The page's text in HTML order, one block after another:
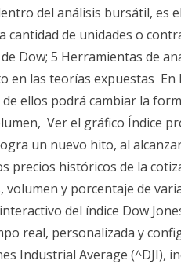
del análisis bursátil, es
cantidad de unidades o
Dow; 5 Herramientas de
en las teorías expuestas
ellos podrá cambiar la
Ver el gráfico Índice
un nuevo hito, al
precios históricos de la
volumen y porcentaje de
del índice Dow
real, personalizada y
Industrial Average (^DJI),